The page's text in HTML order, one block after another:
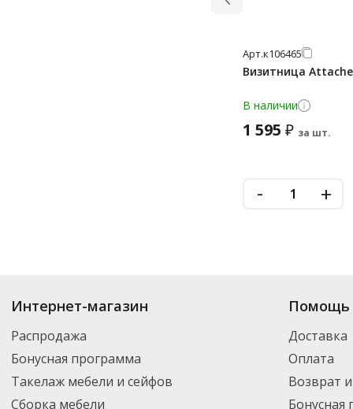
Арт.к106465
Визитница
В наличии
1 595 ₽ за шт.
- +
Купить
. В ассортименте
можете выбрать нужный товар и добавить его в корзину для
партнерской транспортной компанией DPD. Для постоянных
Интернет-магазин
Распродажа
Бонусная программа
Такелаж мебели и сейфов
Сборка мебели
Помощь
Доставка
Оплата
Возврат
Бонусная